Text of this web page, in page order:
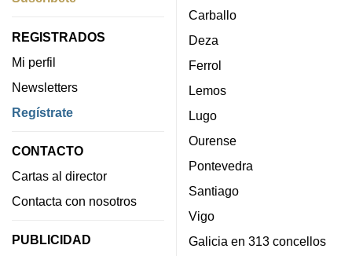
REGISTRADOS
Mi perfil
Newsletters
Regístrate
CONTACTO
Cartas al director
Contacta con nosotros
PUBLICIDAD
Carballo
Deza
Ferrol
Lemos
Lugo
Ourense
Pontevedra
Santiago
Vigo
Galicia en 313 concellos